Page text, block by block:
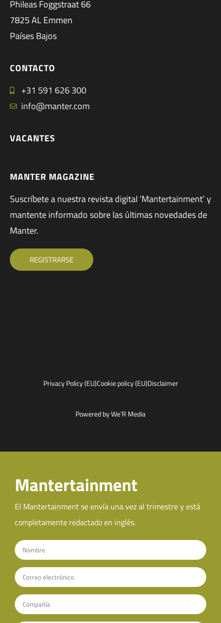
Phileas Foggstraat 66
7825 AL Emmen
Países Bajos
CONTACTO
+31 591 626 300
info@manter.com
VACANTES
MANTER MAGAZINE
Suscríbete a nuestra revista digital ‘Mantertainment’ y
mantente informado sobre las últimas novedades de
Manter.
REGISTRARSE
Privacy Policy (EU)Cookie policy (EU)Disclaimer
Powered by We’R Media
Mantertainment
El Mantertainment se envía una vez al trimestre y está
completamente redactado en inglés.